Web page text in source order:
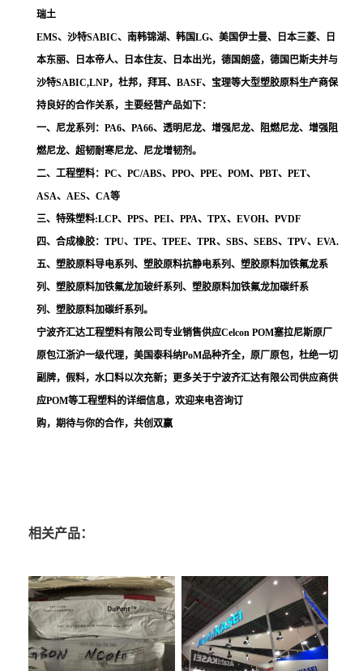
瑞土
EMS、沙特SABIC、南韩锦湖、韩国LG、美国伊士曼、日本三菱、日
本东丽、日本帝人、日本住友、日本出光，德国朗盛，德国巴斯夫并与
沙特SABIC,LNP，杜邦，拜耳、BASF、宝理等大型塑胶原料生产商保
持良好的合作关系，主要经营产品如下：
一、尼龙系列：PA6、PA66、透明尼龙、增强尼龙、阻燃尼龙、增强阻
燃尼龙、超韧耐寒尼龙、尼龙增韧剂。
二、工程塑料：PC、PC/ABS、PPO、PPE、POM、PBT、PET、
ASA、AES、CA等
三、特殊塑料:LCP、PPS、PEI、PPA、TPX、EVOH、PVDF
四、合成橡胶：TPU、TPE、TPEE、TPR、SBS、SEBS、TPV、EVA.
五、塑胶原料导电系列、塑胶原料抗静电系列、塑胶原料加铁氟龙系
列、塑胶原料加铁氟龙加玻纤系列、塑胶原料加铁氟龙加碳纤系
列、塑胶原料加碳纤系列。
宁波齐汇达工程塑料有限公司专业销售供应Celcon POM塞拉尼斯原厂
原包江浙沪一级代理，美国泰科纳PoM品种齐全，原厂原包，杜绝一切
副牌，假料，水口料以次充新；更多关于宁波齐汇达有限公司供应商供
应POM等工程塑料的详细信息，欢迎来电咨询订
购，期待与你的合作，共创双赢
相关产品：